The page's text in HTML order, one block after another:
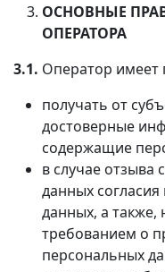
ОСНОВНЫЕ
ОПЕРАТОРА
3.1. Оператор имеет
получать от
достоверные
содержащие
в случае отзыва
данных
данных, а
требованием о
персональных